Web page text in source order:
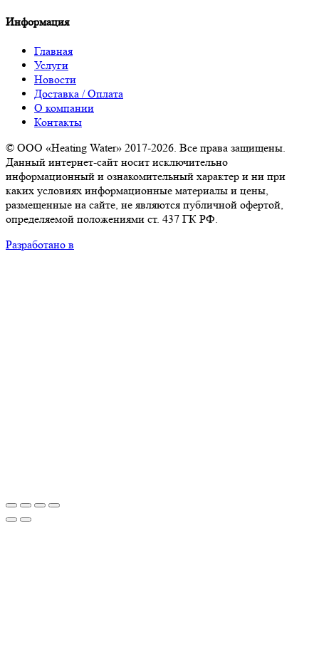
Информация
Главная
Услуги
Новости
Доставка / Оплата
О компании
Контакты
© ООО «Heating Water» 2017-2026. Все права защищены.
Данный интернет-сайт носит исключительно
информационный и ознакомительный характер и ни при
каких условиях информационные материалы и цены,
размещенные на сайте, не являются публичной офертой,
определяемой положениями ст. 437 ГК РФ.
Разработано в